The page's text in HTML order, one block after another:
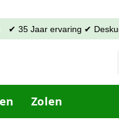
✔ 35 Jaar ervaring ✔
Zolen